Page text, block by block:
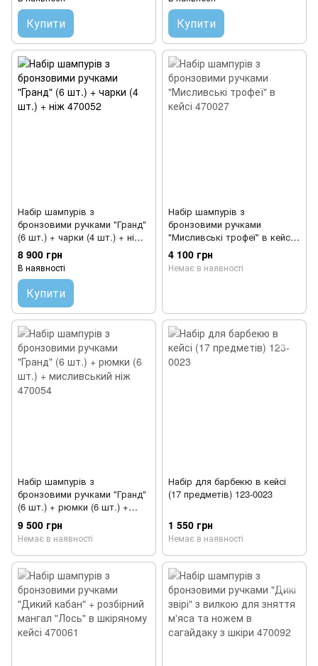
Купити Купити
Набір шампурів з
бронзовими ручками "Гранд"
(6 шт.) + чарки (4 шт.) + ніж
470052
8 900 грн
В наявності
Купити
Набір шампурів з
бронзовими ручками
"Мисливські трофеї" в кейсі
470027
4 100 грн
Немає в наявності
Набір шампурів з
бронзовими ручками "Гранд"
(6 шт.) + рюмки (6 шт.) +
мисливський ніж 470054
9 500 грн
Немає в наявності
Набір для барбекю в кейсі
(17 предметів) 123-0023
1 550 грн
Немає в наявності